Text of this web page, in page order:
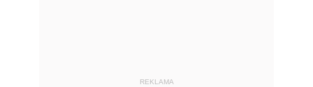
REKLAMA